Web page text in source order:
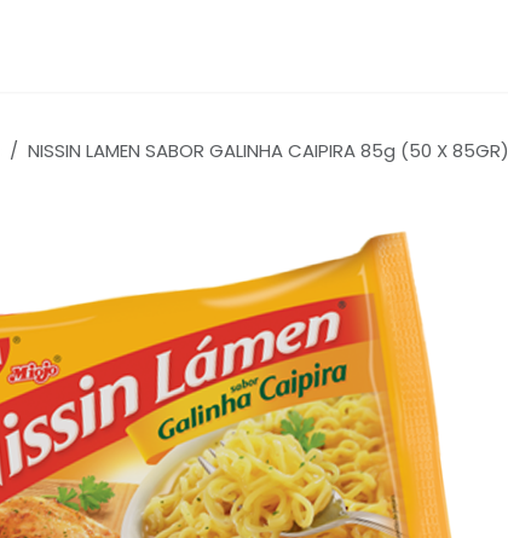
NISSIN LAMEN SABOR GALINHA CAIPIRA 85g (50 X 85GR)